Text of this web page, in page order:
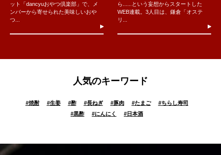
ット「dancyuおやつ倶楽部」で、メ
ンバーから寄せられた美味しいおや
つ...
ら......という妄想からスタートした
WEB連載。3人目は、鎌倉「オステ
リ...
人気のキーワード
#焼酎 #生姜 #酢 #長ねぎ #豚肉 #たまご #ちらし寿司
#黒酢 #にんにく #日本酒